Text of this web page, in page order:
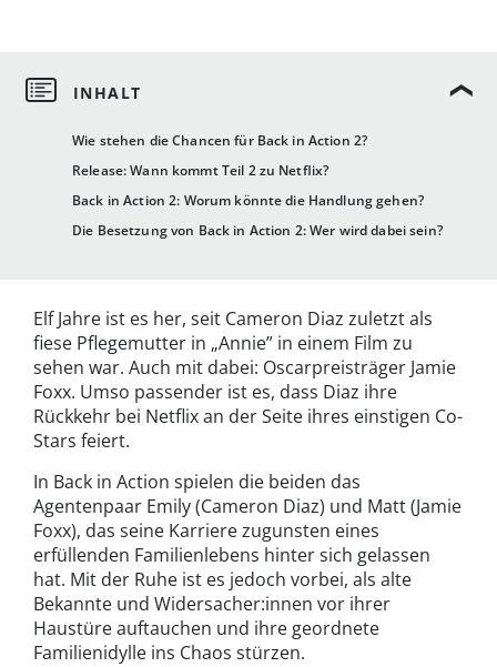
Wie stehen die Chancen für Back in Action 2?
Release: Wann kommt Teil 2 zu Netflix?
Back in Action 2: Worum könnte die Handlung gehen?
Die Besetzung von Back in Action 2: Wer wird dabei sein?
Elf Jahre ist es her, seit Cameron Diaz zuletzt als
fiese Pflegemutter in „Annie” in einem Film zu
sehen war. Auch mit dabei: Oscarpreisträger Jamie
Foxx. Umso passender ist es, dass Diaz ihre
Rückkehr bei Netflix an der Seite ihres einstigen Co-
Stars feiert.
In Back in Action spielen die beiden das
Agentenpaar Emily (Cameron Diaz) und Matt (Jamie
Foxx), das seine Karriere zugunsten eines
erfüllenden Familienlebens hinter sich gelassen
hat. Mit der Ruhe ist es jedoch vorbei, als alte
Bekannte und Widersacher:innen vor ihrer
Haustüre auftauchen und ihre geordnete
Familienidylle ins Chaos stürzen.